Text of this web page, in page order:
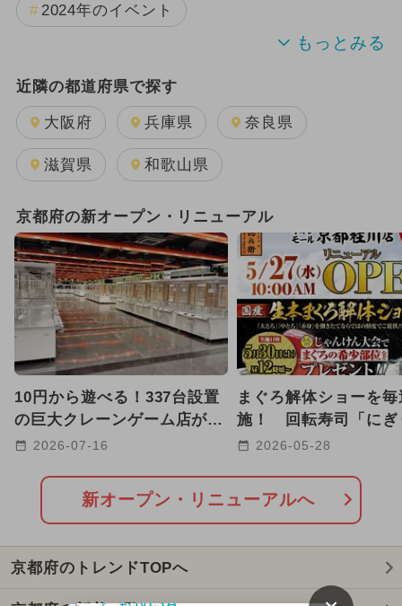
2024年のイベント
夏休み 雨の日OK
2024年7月のイベント
GW(ゴールデンウィーク)
2026年1月のイベント
2026年8月のイベント キャラクター
2025年3月のイベント
2024年3月のイベント
2025年9月のイベント
2024年11月のイベント
2024年4月のイベント
2024年12月のイベント
近隣の都道府県で探す
大阪府 兵庫県 奈良県
滋賀県 和歌山県
京都府の新オープン・リニューアル
10円から遊べる！337台設置
の巨大クレーンゲーム店が京
都に初上陸！子育て世代も安
2026-07-16
まぐろ解体ショーを毎
施！ 回転寿司「にぎ
兵衛」が京都桂川に
2026-05-28
新オープン・リニューアルへ
京都府のトレンドTOPへ